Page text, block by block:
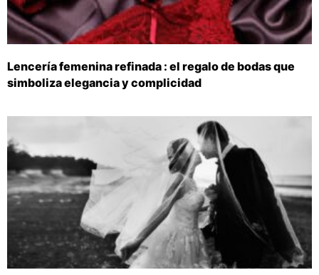
Lencería femenina refinada : el regalo de bodas que
simboliza elegancia y complicidad